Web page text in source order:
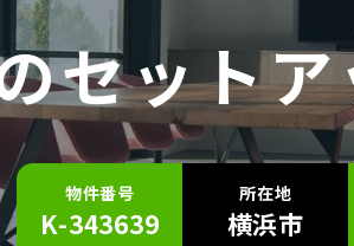
セット
物件番号
K-343639
所在地
横浜市